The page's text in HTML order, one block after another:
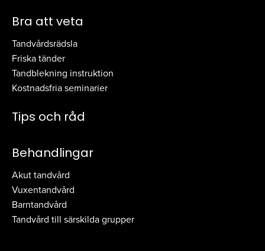
Bra att veta
Tandvårdsrädsla
Friska tänder
Tandblekning instruktion
Kostnadsfria seminarier
Tips och råd
Behandlingar
Akut tandvård
Vuxentandvård
Barntandvård
Tandvård till särskilda grupper